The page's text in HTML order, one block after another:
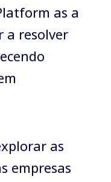
as a
a resolver
as
empresas